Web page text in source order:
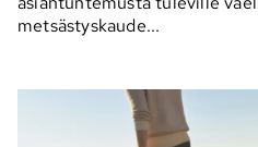
metsästyskaude...